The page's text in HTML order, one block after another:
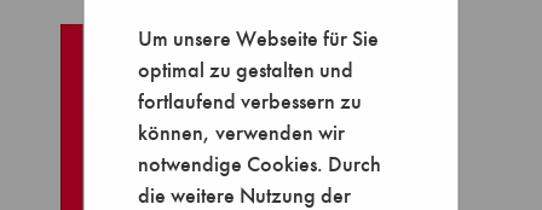
Um unsere Webseite für Sie
optimal zu gestalten und
fortlaufend verbessern zu
können, verwenden wir
notwendige Cookies. Durch
die weitere Nutzung der